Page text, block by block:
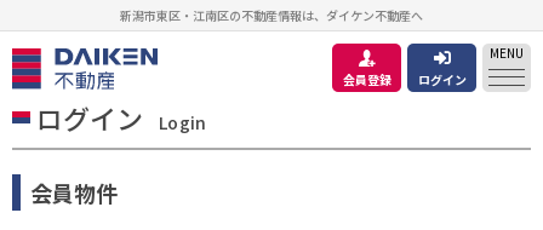
新潟市東区・江南区の不動産情報は、ダイケン不動産へ
会員登録 ログイン
MENU
ログイン Login
会員物件